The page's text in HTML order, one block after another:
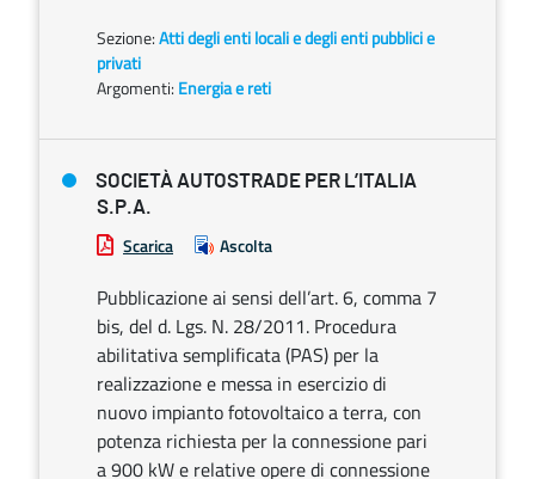
Sezione:Atti degli enti locali e degli enti pubblici e
privati
Argomenti: Energia e reti
SOCIETÀ AUTOSTRADE PER L’ITALIA
S.P.A.
Scarica Ascolta
Pubblicazione ai sensi dell’art. 6, comma 7
bis, del d. Lgs. N. 28/2011. Procedura
abilitativa semplificata (PAS) per la
realizzazione e messa in esercizio di
nuovo impianto fotovoltaico a terra, con
potenza richiesta per la connessione pari
a 900 kW e relative opere di connessione